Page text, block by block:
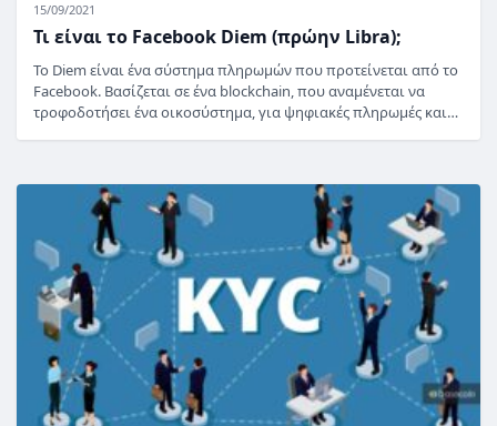
15/09/2021
Τι είναι το Facebook Diem (πρώην Libra);
Το Diem είναι ένα σύστημα πληρωμών που προτείνεται από το
Facebook. Βασίζεται σε ένα blockchain, που αναμένεται να
τροφοδοτήσει ένα οικοσύστημα, για ψηφιακές πληρωμές και…